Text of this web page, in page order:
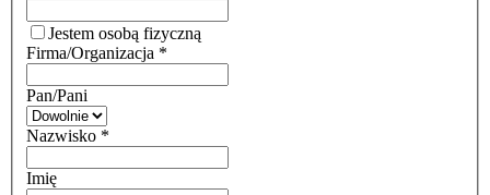
Jestem osobą fizyczną
Firma/Organizacja *
Pan/Pani
Nazwisko *
Imię